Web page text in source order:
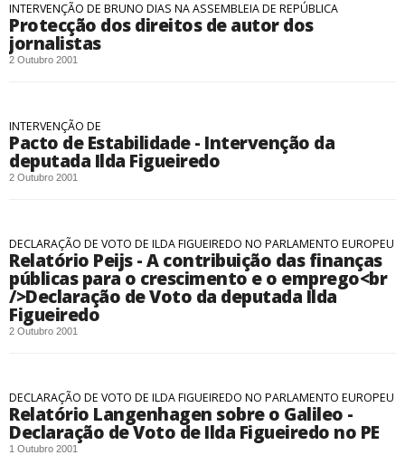
INTERVENÇÃO DE BRUNO DIAS NA ASSEMBLEIA DE REPÚBLICA
Protecção dos direitos de autor dos
jornalistas
2 Outubro 2001
INTERVENÇÃO DE
Pacto de Estabilidade - Intervenção da
deputada Ilda Figueiredo
2 Outubro 2001
DECLARAÇÃO DE VOTO DE ILDA FIGUEIREDO NO PARLAMENTO EUROPEU
Relatório Peijs - A contribuição das finanças
públicas para o crescimento e o emprego<br
/>Declaração de Voto da deputada Ilda
Figueiredo
2 Outubro 2001
DECLARAÇÃO DE VOTO DE ILDA FIGUEIREDO NO PARLAMENTO EUROPEU
Relatório Langenhagen sobre o Galileo -
Declaração de Voto de Ilda Figueiredo no PE
1 Outubro 2001